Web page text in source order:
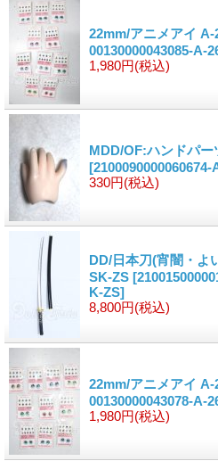
22mm/アニメアイ A-
00130000043085-A-
1,980円(税込)
MDD/OF:ハンドパー
330円(税込)
DD/日本刀(宵闇・よ
SK-ZS
K-ZS]
8,800円(税込)
22mm/アニメアイ A-
00130000043078-A-
1,980円(税込)